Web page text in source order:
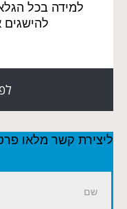
למידה בכל
להישגים
ליצירת קשר מלאו